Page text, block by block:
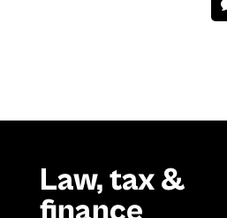
Law, tax &